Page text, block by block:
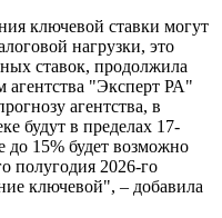
ключевой ставки могут
нагрузки, это
ставок, продолжила
агентства "Эксперт РА"
агентства, в
будут в пределах 17-
до 15% будет возможно
полугодия 2026-го
ключевой", – добавила